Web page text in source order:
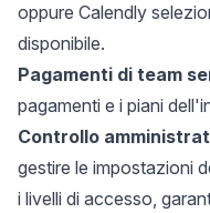
oppure Calendly
disponibile.
Pagamenti di team
pagamenti e i piani
Controllo
gestire le impostazioni
i livelli di accesso,